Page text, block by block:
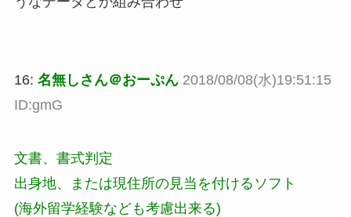
16: 名無しさん＠おーぷん 2018/08/08(水)19:51:15
ID:gmG
文書、書式判定
出身地、または現住所の見当を付けるソフト
(海外留学経験なども考慮出来る)